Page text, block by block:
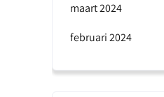
maart 2024
februari 2024